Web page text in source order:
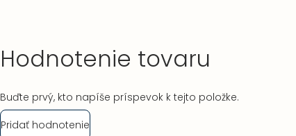
Hodnotenie tovaru
Buďte prvý, kto napíše príspevok k tejto položke.
Pridať hodnotenie